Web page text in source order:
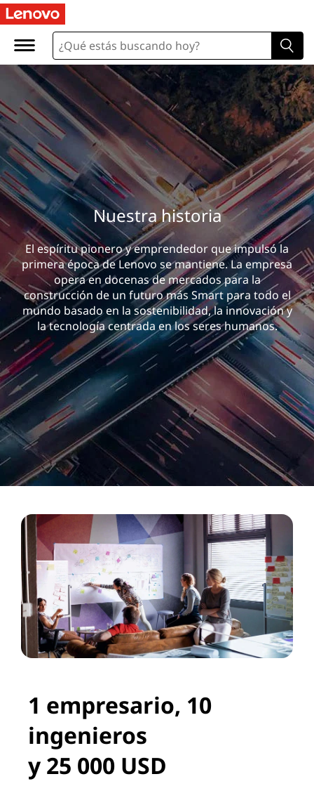
Nuestra historia
El espíritu pionero y emprendedor que impulsó la
primera época de Lenovo se mantiene. La empresa
opera en docenas de mercados para la
construcción de un futuro más Smart para todo el
mundo basado en la sostenibilidad, la innovación y
la tecnología centrada en los seres humanos.
1 empresario, 10
ingenieros
y 25 000 USD